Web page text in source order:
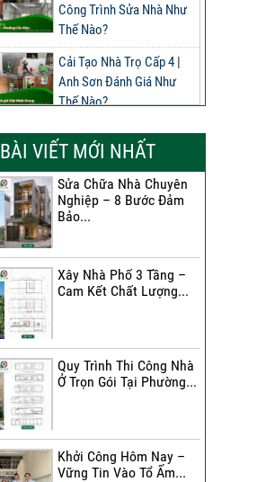
Công Trình Sửa Nhà Như
Thế Nào?
Cải Tạo Nhà Trọ Cấp 4 |
Anh Sơn Đánh Giá Như
Thế Nào?
Đánh Giá Của Anh Nghĩa
Về Công Trình Sửa Nhà
Phường Phú Thọ
Đánh Giá Của Anh Long
Đánh Giá Của Chị Dung Về
Công Trình Sửa Chữa Nhà
Đánh Giá Của Anh Khoa
Về Công Trình Sửa Nhà 3
Tầng
Công Trình Sửa Nhà 3
Tầng
BÀI VIẾT MỚI NHẤT
Sửa Chữa Nhà Chuyên
Nghiệp – 8 Bước Đảm
Bảo...
Xây Nhà Phố 3 Tầng –
Cam Kết Chất Lượng...
Quy Trình Thi Công Nhà
Ở Trọn Gói Tại Phường...
Khởi Công Hôm Nay –
Vững Tin Vào Tổ Ấm...